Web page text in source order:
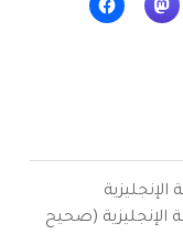
الإنجليزية (صحيح